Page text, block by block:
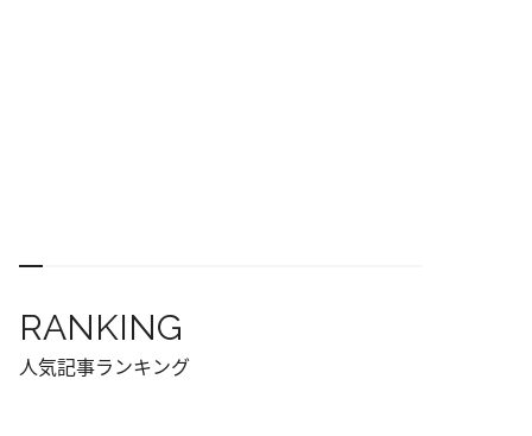
RANKING
人気記事ランキング